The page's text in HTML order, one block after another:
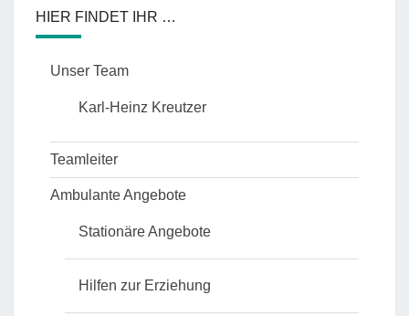
HIER FINDET IHR …
Unser Team
Karl-Heinz Kreutzer
Teamleiter
Ambulante Angebote
Stationäre Angebote
Hilfen zur Erziehung